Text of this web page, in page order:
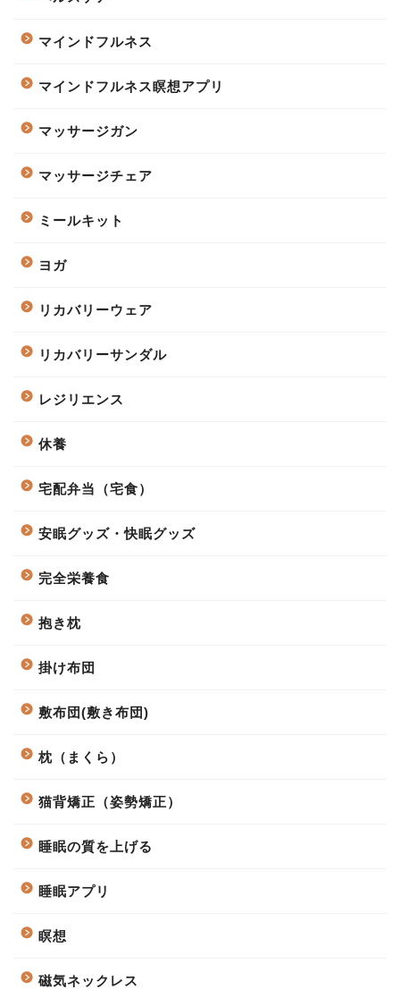
マインドフルネス
マインドフルネス瞑想アプリ
マッサージガン
マッサージチェア
ミールキット
ヨガ
リカバリーウェア
リカバリーサンダル
レジリエンス
休養
宅配弁当（宅食）
安眠グッズ・快眠グッズ
完全栄養食
抱き枕
掛け布団
敷布団(敷き布団)
枕（まくら）
猫背矯正（姿勢矯正）
睡眠の質を上げる
睡眠アプリ
瞑想
磁気ネックレス